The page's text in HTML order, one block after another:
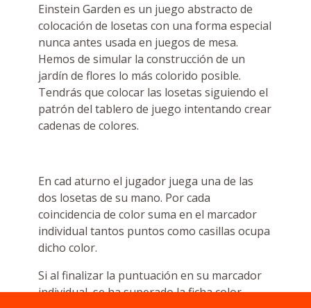
Einstein Garden es un juego abstracto de
colocación de losetas con una forma especial
nunca antes usada en juegos de mesa.
Hemos de simular la construcción de un
jardín de flores lo más colorido posible.
Tendrás que colocar las losetas siguiendo el
patrón del tablero de juego intentando crear
cadenas de colores.
En cad aturno el jugador juega una de las
dos losetas de su mano. Por cada
coincidencia de color suma en el marcador
individual tantos puntos como casillas ocupa
dicho color.
Si al finalizar la puntuación en su marcador
individual, se ha superado la ficha color